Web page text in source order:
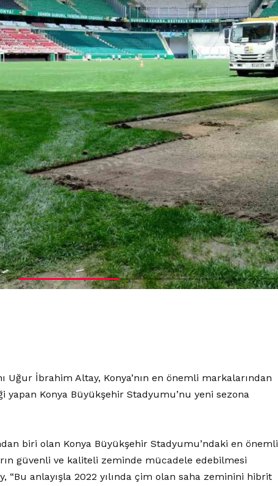
Uğur İbrahim Altay, Konya’nın en önemli markalarından
yapan Konya Büyükşehir Stadyumu’nu yeni sezona
biri olan Konya Büyükşehir Stadyumu’ndaki en önemli
güvenli ve kaliteli zeminde mücadele edebilmesi
“Bu anlayışla 2022 yılında çim olan saha zeminini hibrit